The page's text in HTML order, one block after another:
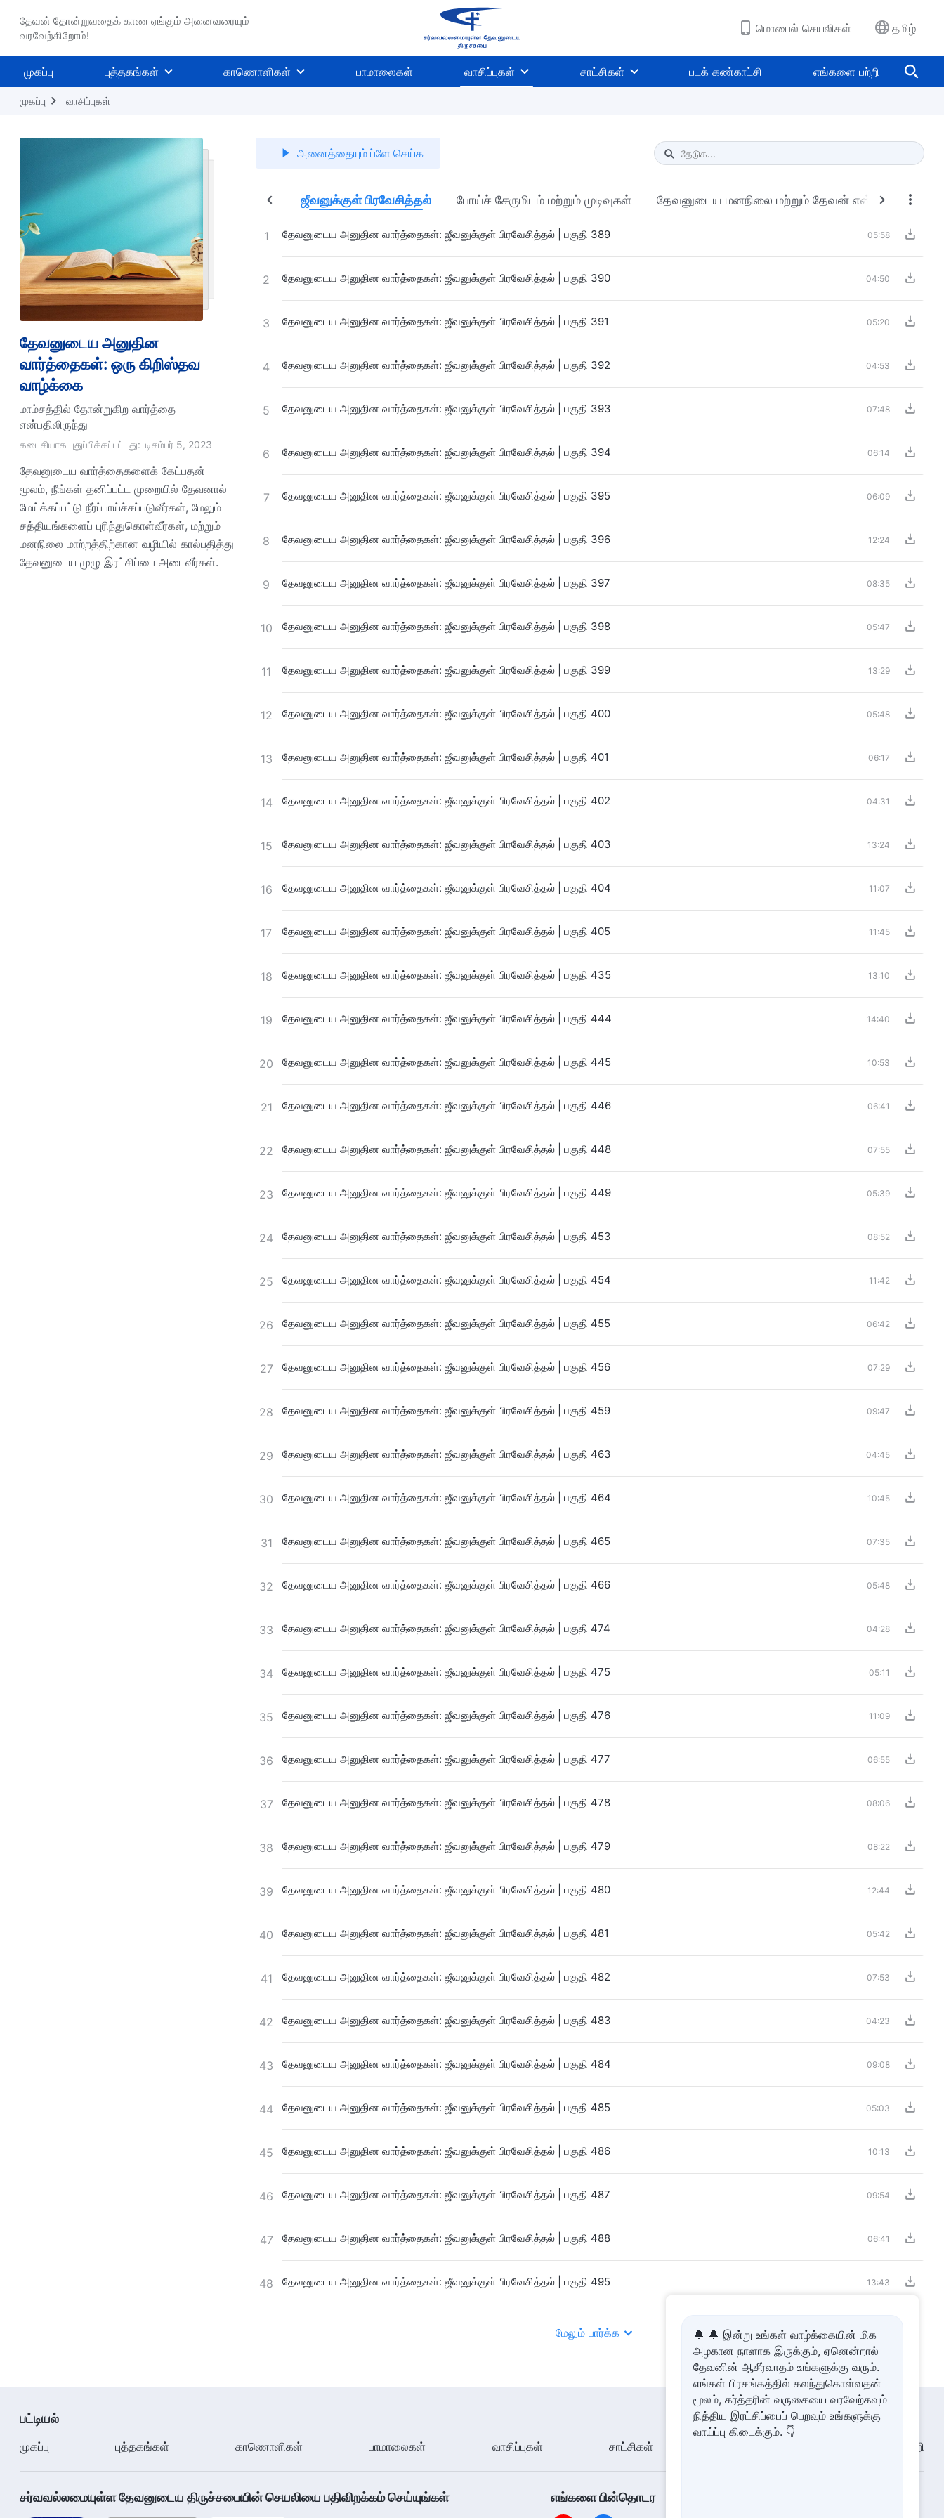
தேவன் தோன்றுவதைக் காண ஏங்கும் அனைவரையும்
வரவேற்கிறோம்!
மொபைல் செயலிகள் தமிழ்
முகப்பு புத்தகங்கள் காணொளிகள் பாமாலைகள் வாசிப்புகள் சாட்சிகள் படக் கண்காட்சி எங்களை பற்றி
முகப்பு வாசிப்புகள்
தேவனுடைய அனுதின
வார்த்தைகள்: ஒரு கிறிஸ்தவ
வாழ்க்கை
மாம்சத்தில் தோன்றுகிற வார்த்தை
என்பதிலிருந்து
கடைசியாக புதுப்பிக்கப்பட்டது: டிசம்பர் 5, 2023
தேவனுடைய வார்த்தைகளைக் கேட்பதன்
மூலம், நீங்கள் தனிப்பட்ட முறையில் தேவனால்
மேய்க்கப்பட்டு நீர்ப்பாய்ச்சப்படுவீர்கள், மேலும்
சத்தியங்களைப் புரிந்துகொள்வீர்கள், மற்றும்
மனநிலை மாற்றத்திற்கான வழியில் கால்பதித்து
தேவனுடைய முழு இரட்சிப்பை அடைவீர்கள்.
அனைத்தையும் ப்ளே செய்க
Type 1 or more characters for results.
மனிதகுலத்தின் சீர்கேட்டினை அம்பலப்படுத்துதல் ஜீவனுக்குள் பிரவேசித்தல் போய்ச் சேருமிடம் மற்றும் முடிவுகள் தேவனுடைய மனநிலை மற்றும் தேவன் என்னவாக
1 தேவனுடைய அனுதின வார்த்தைகள்: ஜீவனுக்குள் பிரவேசித்தல் | பகுதி 389 05:58
2 தேவனுடைய அனுதின வார்த்தைகள்: ஜீவனுக்குள் பிரவேசித்தல் | பகுதி 390 04:50
3 தேவனுடைய அனுதின வார்த்தைகள்: ஜீவனுக்குள் பிரவேசித்தல் | பகுதி 391 05:20
4 தேவனுடைய அனுதின வார்த்தைகள்: ஜீவனுக்குள் பிரவேசித்தல் | பகுதி 392 04:53
5 தேவனுடைய அனுதின வார்த்தைகள்: ஜீவனுக்குள் பிரவேசித்தல் | பகுதி 393 07:48
6 தேவனுடைய அனுதின வார்த்தைகள்: ஜீவனுக்குள் பிரவேசித்தல் | பகுதி 394 06:14
7 தேவனுடைய அனுதின வார்த்தைகள்: ஜீவனுக்குள் பிரவேசித்தல் | பகுதி 395 06:09
8 தேவனுடைய அனுதின வார்த்தைகள்: ஜீவனுக்குள் பிரவேசித்தல் | பகுதி 396 12:24
9 தேவனுடைய அனுதின வார்த்தைகள்: ஜீவனுக்குள் பிரவேசித்தல் | பகுதி 397 08:35
10 தேவனுடைய அனுதின வார்த்தைகள்: ஜீவனுக்குள் பிரவேசித்தல் | பகுதி 398 05:47
11 தேவனுடைய அனுதின வார்த்தைகள்: ஜீவனுக்குள் பிரவேசித்தல் | பகுதி 399 13:29
12 தேவனுடைய அனுதின வார்த்தைகள்: ஜீவனுக்குள் பிரவேசித்தல் | பகுதி 400 05:48
13 தேவனுடைய அனுதின வார்த்தைகள்: ஜீவனுக்குள் பிரவேசித்தல் | பகுதி 401 06:17
14 தேவனுடைய அனுதின வார்த்தைகள்: ஜீவனுக்குள் பிரவேசித்தல் | பகுதி 402 04:31
15 தேவனுடைய அனுதின வார்த்தைகள்: ஜீவனுக்குள் பிரவேசித்தல் | பகுதி 403 13:24
16 தேவனுடைய அனுதின வார்த்தைகள்: ஜீவனுக்குள் பிரவேசித்தல் | பகுதி 404 11:07
17 தேவனுடைய அனுதின வார்த்தைகள்: ஜீவனுக்குள் பிரவேசித்தல் | பகுதி 405 11:45
18 தேவனுடைய அனுதின வார்த்தைகள்: ஜீவனுக்குள் பிரவேசித்தல் | பகுதி 435 13:10
19 தேவனுடைய அனுதின வார்த்தைகள்: ஜீவனுக்குள் பிரவேசித்தல் | பகுதி 444 14:40
20 தேவனுடைய அனுதின வார்த்தைகள்: ஜீவனுக்குள் பிரவேசித்தல் | பகுதி 445 10:53
21 தேவனுடைய அனுதின வார்த்தைகள்: ஜீவனுக்குள் பிரவேசித்தல் | பகுதி 446 06:41
22 தேவனுடைய அனுதின வார்த்தைகள்: ஜீவனுக்குள் பிரவேசித்தல் | பகுதி 448 07:55
23 தேவனுடைய அனுதின வார்த்தைகள்: ஜீவனுக்குள் பிரவேசித்தல் | பகுதி 449 05:39
24 தேவனுடைய அனுதின வார்த்தைகள்: ஜீவனுக்குள் பிரவேசித்தல் | பகுதி 453 08:52
25 தேவனுடைய அனுதின வார்த்தைகள்: ஜீவனுக்குள் பிரவேசித்தல் | பகுதி 454 11:42
26 தேவனுடைய அனுதின வார்த்தைகள்: ஜீவனுக்குள் பிரவேசித்தல் | பகுதி 455 06:42
27 தேவனுடைய அனுதின வார்த்தைகள்: ஜீவனுக்குள் பிரவேசித்தல் | பகுதி 456 07:29
28 தேவனுடைய அனுதின வார்த்தைகள்: ஜீவனுக்குள் பிரவேசித்தல் | பகுதி 459 09:47
29 தேவனுடைய அனுதின வார்த்தைகள்: ஜீவனுக்குள் பிரவேசித்தல் | பகுதி 463 04:45
30 தேவனுடைய அனுதின வார்த்தைகள்: ஜீவனுக்குள் பிரவேசித்தல் | பகுதி 464 10:45
31 தேவனுடைய அனுதின வார்த்தைகள்: ஜீவனுக்குள் பிரவேசித்தல் | பகுதி 465 07:35
32 தேவனுடைய அனுதின வார்த்தைகள்: ஜீவனுக்குள் பிரவேசித்தல் | பகுதி 466 05:48
33 தேவனுடைய அனுதின வார்த்தைகள்: ஜீவனுக்குள் பிரவேசித்தல் | பகுதி 474 04:28
34 தேவனுடைய அனுதின வார்த்தைகள்: ஜீவனுக்குள் பிரவேசித்தல் | பகுதி 475 05:11
35 தேவனுடைய அனுதின வார்த்தைகள்: ஜீவனுக்குள் பிரவேசித்தல் | பகுதி 476 11:09
36 தேவனுடைய அனுதின வார்த்தைகள்: ஜீவனுக்குள் பிரவேசித்தல் | பகுதி 477 06:55
37 தேவனுடைய அனுதின வார்த்தைகள்: ஜீவனுக்குள் பிரவேசித்தல் | பகுதி 478 08:06
38 தேவனுடைய அனுதின வார்த்தைகள்: ஜீவனுக்குள் பிரவேசித்தல் | பகுதி 479 08:22
39 தேவனுடைய அனுதின வார்த்தைகள்: ஜீவனுக்குள் பிரவேசித்தல் | பகுதி 480 12:44
40 தேவனுடைய அனுதின வார்த்தைகள்: ஜீவனுக்குள் பிரவேசித்தல் | பகுதி 481 05:42
41 தேவனுடைய அனுதின வார்த்தைகள்: ஜீவனுக்குள் பிரவேசித்தல் | பகுதி 482 07:53
42 தேவனுடைய அனுதின வார்த்தைகள்: ஜீவனுக்குள் பிரவேசித்தல் | பகுதி 483 04:23
43 தேவனுடைய அனுதின வார்த்தைகள்: ஜீவனுக்குள் பிரவேசித்தல் | பகுதி 484 09:08
44 தேவனுடைய அனுதின வார்த்தைகள்: ஜீவனுக்குள் பிரவேசித்தல் | பகுதி 485 05:03
45 தேவனுடைய அனுதின வார்த்தைகள்: ஜீவனுக்குள் பிரவேசித்தல் | பகுதி 486 10:13
46 தேவனுடைய அனுதின வார்த்தைகள்: ஜீவனுக்குள் பிரவேசித்தல் | பகுதி 487 09:54
47 தேவனுடைய அனுதின வார்த்தைகள்: ஜீவனுக்குள் பிரவேசித்தல் | பகுதி 488 06:41
48 தேவனுடைய அனுதின வார்த்தைகள்: ஜீவனுக்குள் பிரவேசித்தல் | பகுதி 495 13:43
மேலும் பார்க்க
பட்டியல்
முகப்பு புத்தகங்கள் காணொளிகள் பாமாலைகள் வாசிப்புகள் சாட்சிகள் எங்களை பற்றி
சர்வவல்லமையுள்ள தேவனுடைய திருச்சபையின் செயலியை பதிவிறக்கம் செய்யுங்கள் எங்களை பின்தொடர
🔔 🔔 இன்று உங்கள் வாழ்க்கையின் மிக
அழகான நாளாக இருக்கும், ஏனென்றால்
தேவனின் ஆசீர்வாதம் உங்களுக்கு வரும்.
எங்கள் பிரசங்கத்தில் கலந்துகொள்வதன்
மூலம், கர்த்தரின் வருகையை வரவேற்கவும்
நித்திய இரட்சிப்பைப் பெறவும் உங்களுக்கு
வாய்ப்பு கிடைக்கும். 👇